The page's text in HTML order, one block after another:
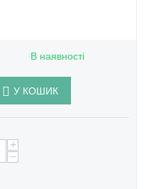
В наявності
У КОШИК
+
−